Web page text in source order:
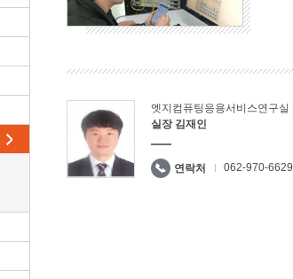
엣지컴퓨팅응용서비스연구실
실장 김재인
연락처 062-970-6629